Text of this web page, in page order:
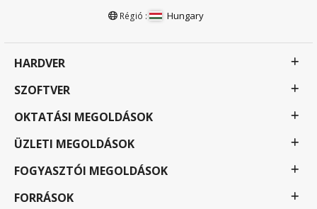
Régió : Hungary
HARDVER
SZOFTVER
OKTATÁSI MEGOLDÁSOK
ÜZLETI MEGOLDÁSOK
FOGYASZTÓI MEGOLDÁSOK
FORRÁSOK